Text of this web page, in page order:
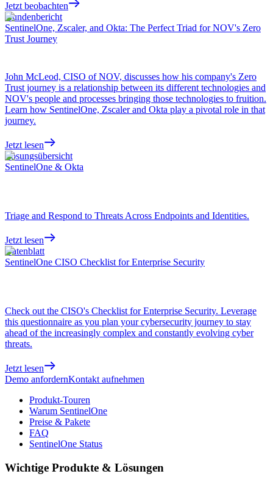
Jetzt beobachten
Kundenbericht
SentinelOne, Zscaler, and Okta: The Perfect Triad for NOV's Zero
Trust Journey
John McLeod, CISO of NOV, discusses how his company's Zero
Trust journey is a relationship between its different technologies and
NOV's people and processes bringing those technologies to fruition.
Learn how SentinelOne, Zscaler and Okta play a pivotal role in that
journey.
Jetzt lesen
Lösungsübersicht
SentinelOne & Okta
Triage and Respond to Threats Across Endpoints and Identities.
Jetzt lesen
Datenblatt
SentinelOne CISO Checklist for Enterprise Security
Check out the CISO's Checklist for Enterprise Security. Leverage
this questionnaire as you plan your cybersecurity journey to stay
ahead of the increasingly complex and constantly evolving cyber
threats.
Jetzt lesen
Demo anfordernKontakt aufnehmen
Produkt-Touren
Warum SentinelOne
Preise & Pakete
FAQ
SentinelOne Status
Wichtige Produkte & Lösungen